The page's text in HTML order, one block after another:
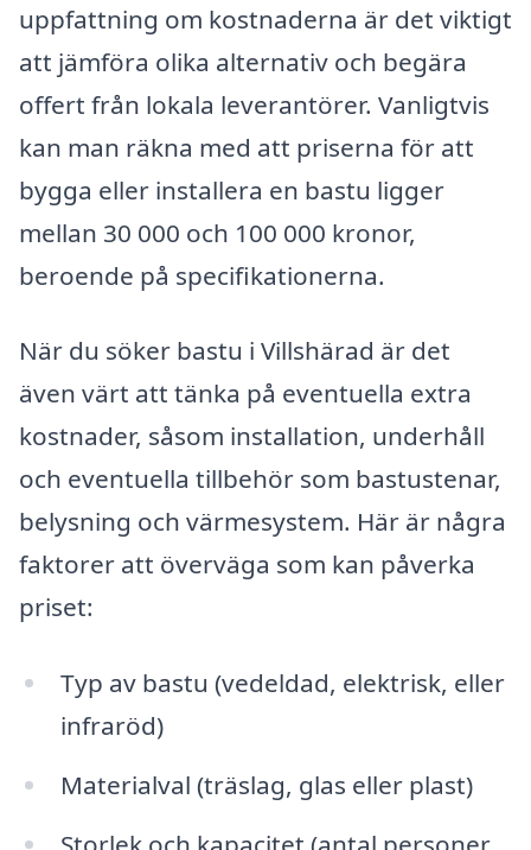
uppfattning om kostnaderna är det viktigt
att jämföra olika alternativ och begära
offert från lokala leverantörer. Vanligtvis
kan man räkna med att priserna för att
bygga eller installera en bastu ligger
mellan 30 000 och 100 000 kronor,
beroende på specifikationerna.
När du söker bastu i Villshärad är det
även värt att tänka på eventuella extra
kostnader, såsom installation, underhåll
och eventuella tillbehör som bastustenar,
belysning och värmesystem. Här är några
faktorer att överväga som kan påverka
priset:
Typ av bastu (vedeldad, elektrisk, eller
infraröd)
Materialval (träslag, glas eller plast)